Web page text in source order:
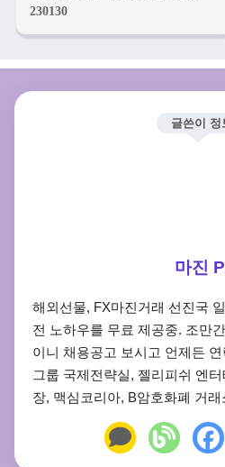
230130
글쓴이 정
마진
해외선물, FX마진거래 선진국
전 노하우를 무료 제공중. 조만
이니 채용공고 보시고 언제든
그룹 국제전략실, 젤리피쉬 엔
장, 맥심코리아, B암호화폐 거래